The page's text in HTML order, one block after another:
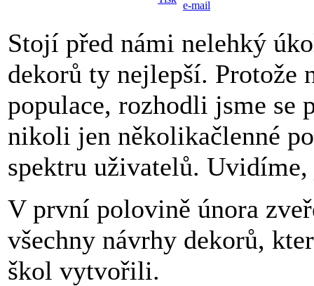
Stojí před námi nelehký
dekorů ty nejlepší. Protože
populace, rozhodli jsme se
nikoli jen několikačlenné
spektru uživatelů.
V první polovině února
všechny návrhy dekorů,
škol vytvořili.